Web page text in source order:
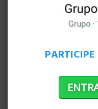
Portanto, levante
joelhos fracos e
aleijado, mas seja
o Senhor. ?
ORAÇÃO E